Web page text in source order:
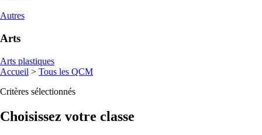
Autres
Arts
Arts plastiques
Accueil > Tous les QCM
Critères sélectionnés
Choisissez votre classe